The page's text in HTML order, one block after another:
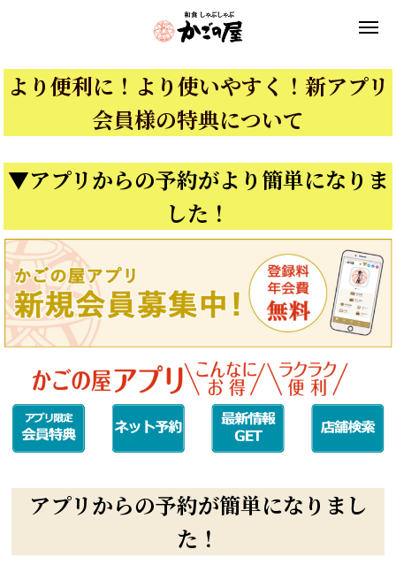
より便利に！より使いやすく！新アプリ
会員様の特典について
▼アプリからの予約がより簡単になりま
した！
アプリからの予約が簡単になりまし
た！